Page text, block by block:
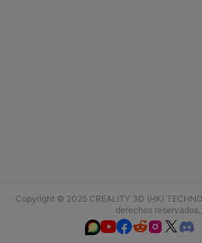
Copyright © 2025 CREALITY 3D (HK)
derechos reservados.,
  